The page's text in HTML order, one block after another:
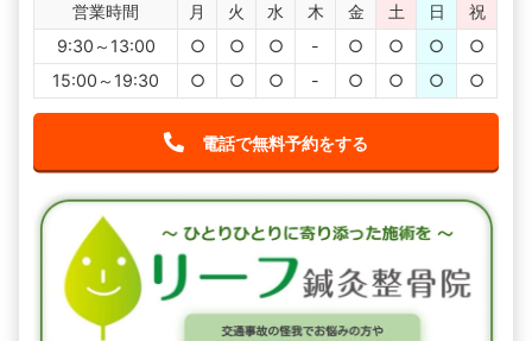
営業時間 月 火 水 木 金 土 日
祝
9:30～13:00
○ ○ ○ - ○ ○ ○
○
15:00～19:30
○ ○ ○ - ○ ○ ○ ○
電話で無料予約をする